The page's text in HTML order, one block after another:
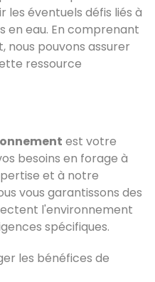
les éventuels défis liés à
en eau. En comprenant
nous pouvons assurer
ressource
est votre
besoins en forage à
et à notre
vous garantissons des
l'environnement
spécifiques.
les bénéfices de